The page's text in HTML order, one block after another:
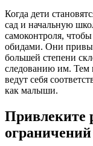
Когда дети
сад и начальную
самоконтроля,
обидами. Они
большей степени
следованию им. Тем
ведут себя
как малыши.
Привлеките